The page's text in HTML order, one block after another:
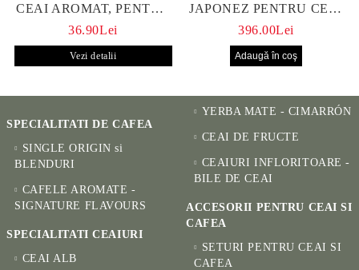
CEAI AROMAT, PENTRU
CALM ȘI BENEFIC
36.90Lei
Vezi detalii
JAPONEZ PENTRU CEAI
HANAKO, CEAINIC SI 4
396.00Lei
SPECIALITATI DE CAFEA
SINGLE ORIGIN si
BLENDURI
CAFELE AROMATE -
SIGNATURE FLAVOURS
SPECIALITATI CEAIURI
CEAI ALB
YERBA MATE - CIMARRÓN
CEAI DE FRUCTE
CEAIURI INFLORITOARE -
BILE DE CEAI
ACCESORII PENTRU CEAI SI
CAFEA
SETURI PENTRU CEAI SI
CAFEA